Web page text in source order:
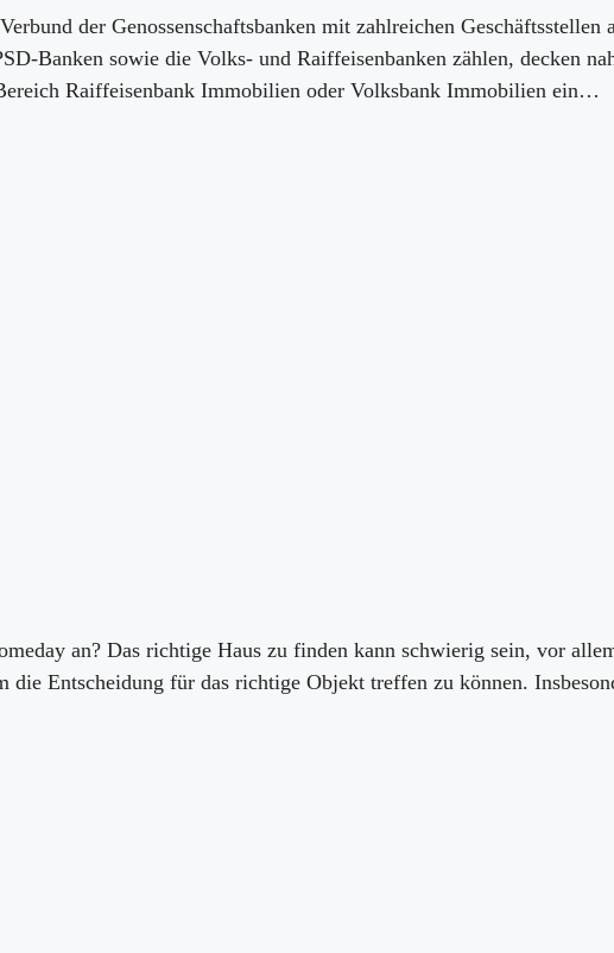
der Genossenschaftsbanken mit zahlreichen
Banken sowie die Volks- und Raiffeisenbanken zählen, decken
Raiffeisenbank Immobilien oder Volksbank Immobilien ein…
an? Das richtige Haus zu finden kann schwierig sein, vor
Entscheidung für das richtige Objekt treffen zu können.